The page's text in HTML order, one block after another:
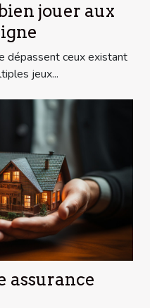
jouer aux
dépassent ceux existant
jeux...
assurance